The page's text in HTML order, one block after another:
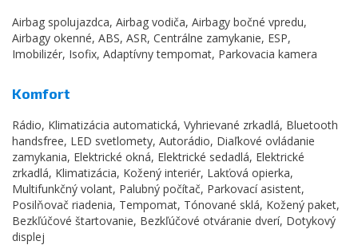
Airbag spolujazdca, Airbag vodiča, Airbagy bočné vpredu,
Airbagy okenné, ABS, ASR, Centrálne zamykanie, ESP,
Imobilizér, Isofix, Adaptívny tempomat, Parkovacia kamera
Komfort
Rádio, Klimatizácia automatická, Vyhrievané zrkadlá, Bluetooth
handsfree, LED svetlomety, Autorádio, Diaľkové ovládanie
zamykania, Elektrické okná, Elektrické sedadlá, Elektrické
zrkadlá, Klimatizácia, Kožený interiér, Lakťová opierka,
Multifunkčný volant, Palubný počítač, Parkovací asistent,
Posilňovač riadenia, Tempomat, Tónované sklá, Kožený paket,
Bezkľúčové štartovanie, Bezkľúčové otváranie dverí, Dotykový
displej